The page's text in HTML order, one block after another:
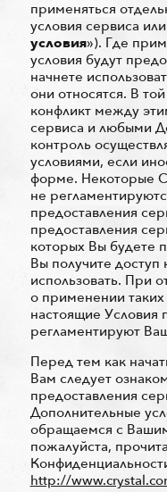
применяться
условия сервиса
условия»). Где
условия будут
начнете
они относятся. В
конфликт между
сервиса и любыми
контроль
условиями, если
форме. Некоторые
не
предоставления
предоставления
которых Вы будете
Вы получите доступ
использовать. При
о применении таких
настоящие Условия
регламентируют
Перед тем как
Вам следует
предоставления
Дополнительные
обращаемся с
пожалуйста,
http://